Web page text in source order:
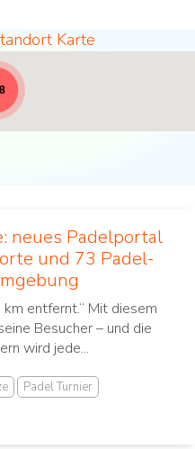
Karte
für News [19]
neues Padelportal
und 73 Padel-
entfernt.“ Mit diesem
Besucher – und die
wird jede...
Padel Turnier